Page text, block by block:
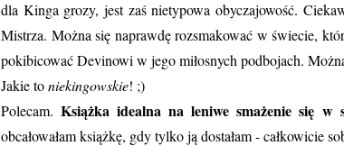
dla Kinga grozy, jest zaś nietypowa obyczajowość.
Mistrza. Można się naprawdę rozsmakować w świecie,
pokibicować Devinowi w jego miłosnych podbojach.
Jakie toniekingowskie! ;)
Polecam.Książka idealna na leniwe smażenie się w
obcałowałam książkę, gdy tylko ją dostałam - całkowicie